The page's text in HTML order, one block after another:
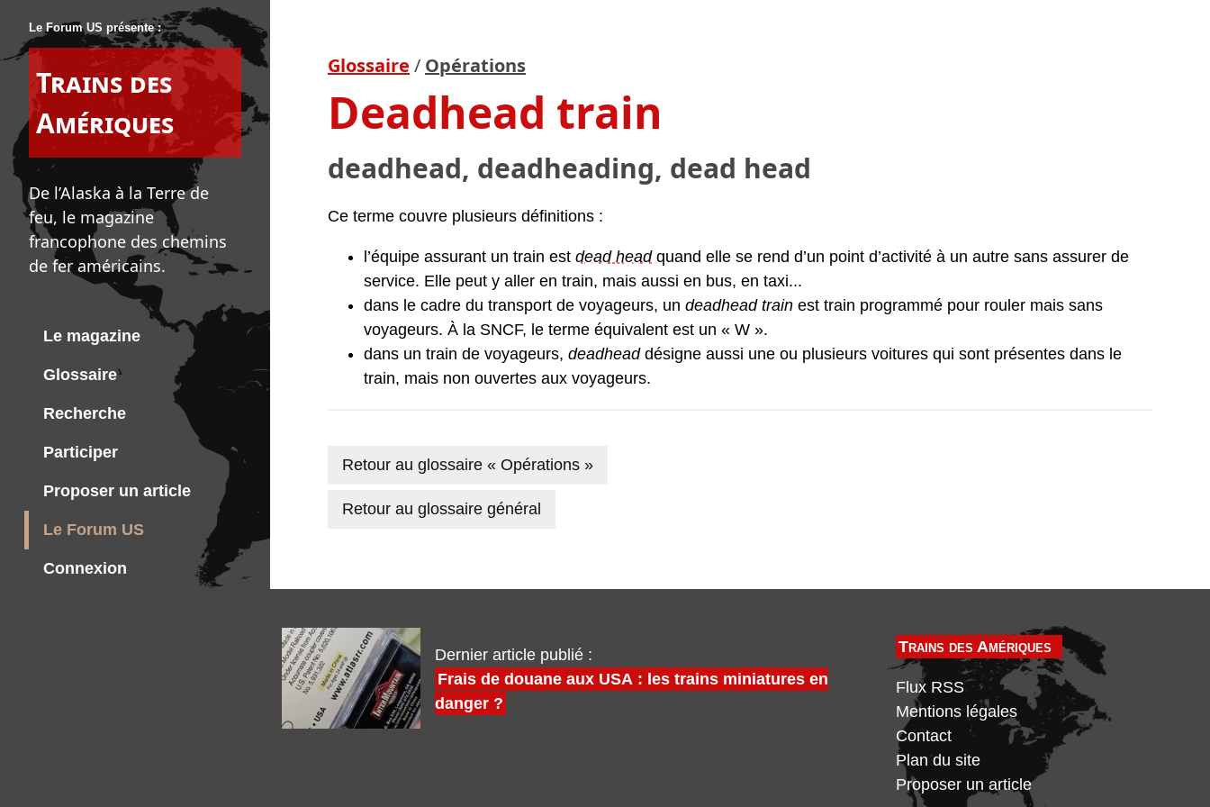
Le Forum US présente :
Trains des
Amériques
De l’Alaska à la Terre de
feu, le magazine
francophone des chemins
de fer américains.
Le magazine
Glossaire
Recherche
Participer
Proposer un article
Le Forum US
Connexion
Glossaire / Opérations
Deadhead train
deadhead, deadheading, dead head
Ce terme couvre plusieurs définitions :
l’équipe assurant un train est dead headquand elle se rend d’un point d’activité à un autre sans assurer de
service. Elle peut y aller en train, mais aussi en bus, en taxi...
dans le cadre du transport de voyageurs, un deadhead train est train programmé pour rouler mais sans
voyageurs. À la SNCF, le terme équivalent est un « W ».
dans un train de voyageurs, deadheaddésigne aussi une ou plusieurs voitures qui sont présentes dans le
train, mais non ouvertes aux voyageurs.
Retour au glossaire « Opérations »
Retour au glossaire général
Dernier article publié :
Frais de douane aux USA : les trains miniatures en
danger ?
Trains des Amériques
Flux RSS
Mentions légales
Contact
Plan du site
Proposer un article